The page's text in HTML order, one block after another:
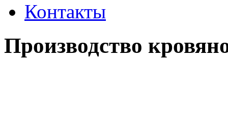
Контакты
Производство